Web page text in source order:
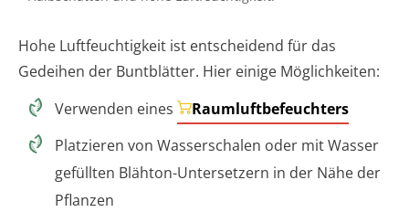
Hohe Luftfeuchtigkeit ist entscheidend für das
Gedeihen der Buntblätter. Hier einige Möglichkeiten:
Verwenden eines
Raumluftbefeuchters
Platzieren von Wasserschalen oder mit Wasser
gefüllten Blähton-Untersetzern in der Nähe der
Pflanzen